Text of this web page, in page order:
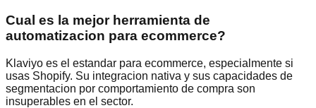
Cual es la mejor herramienta de
automatizacion para ecommerce?
Klaviyo es el estandar para ecommerce, especialmente si
usas Shopify. Su integracion nativa y sus capacidades de
segmentacion por comportamiento de compra son
insuperables en el sector.